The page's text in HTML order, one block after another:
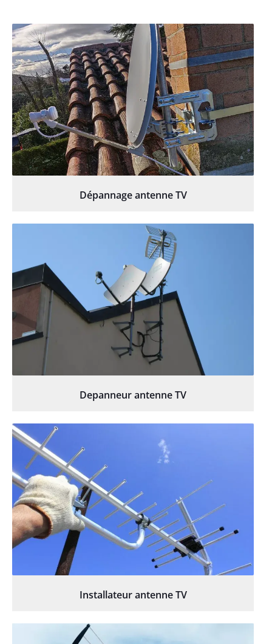
Dépannage antenne TV
Depanneur antenne TV
Installateur antenne TV